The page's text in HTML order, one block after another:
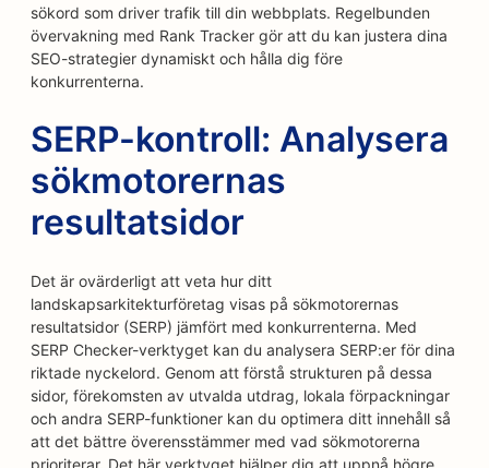
sökord som driver trafik till din webbplats. Regelbunden
övervakning med Rank Tracker gör att du kan justera dina
SEO-strategier dynamiskt och hålla dig före
konkurrenterna.
SERP-kontroll: Analysera
sökmotorernas
resultatsidor
Det är ovärderligt att veta hur ditt
landskapsarkitekturföretag visas på sökmotorernas
resultatsidor (SERP) jämfört med konkurrenterna. Med
SERP Checker-verktyget kan du analysera SERP:er för dina
riktade nyckelord. Genom att förstå strukturen på dessa
sidor, förekomsten av utvalda utdrag, lokala förpackningar
och andra SERP-funktioner kan du optimera ditt innehåll så
att det bättre överensstämmer med vad sökmotorerna
prioriterar. Det här verktyget hjälper dig att uppnå högre